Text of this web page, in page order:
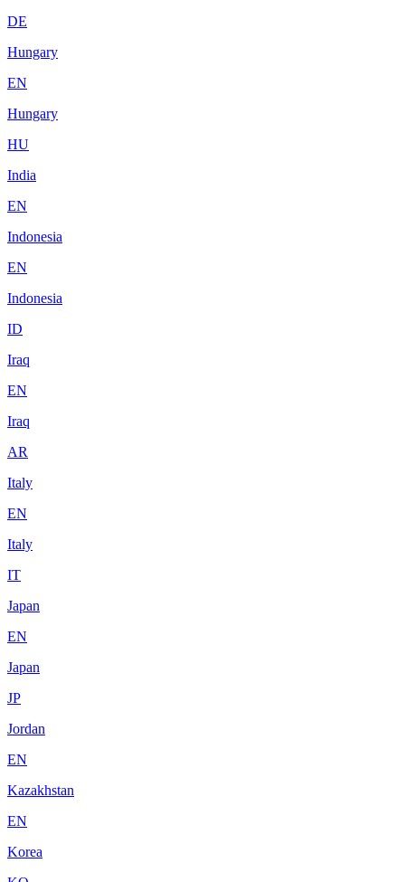
DE
Hungary
EN
Hungary
HU
India
EN
Indonesia
EN
Indonesia
ID
Iraq
EN
Iraq
AR
Italy
EN
Italy
IT
Japan
EN
Japan
JP
Jordan
EN
Kazakhstan
EN
Korea